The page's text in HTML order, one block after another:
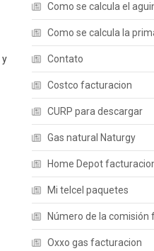
y
Como se calcula el
Como se calcula la
Contato
Costco facturacion
CURP para descargar
Gas natural Naturgy
Home Depot
Mi telcel paquetes
Número de la comisión
Oxxo gas facturacion